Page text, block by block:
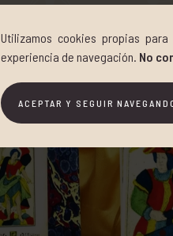
Utilizamos cookies propias
experiencia de navegación. No
ACEPTAR Y SEGUIR